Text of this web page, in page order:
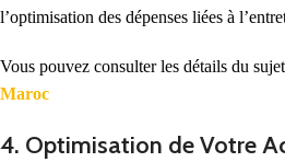
l’optimisation des dépenses liées à
Vous pouvez consulter les détails du
Maroc
4. Optimisation de Votre